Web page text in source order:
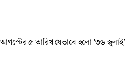
আগস্টের ৫ তারিখ যেভাবে হলো ‘৩৬ জুলাই’